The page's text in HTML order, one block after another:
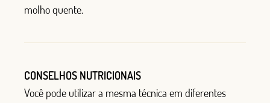
molho quente.
CONSELHOS NUTRICIONAIS
Você pode utilizar a mesma técnica em diferentes